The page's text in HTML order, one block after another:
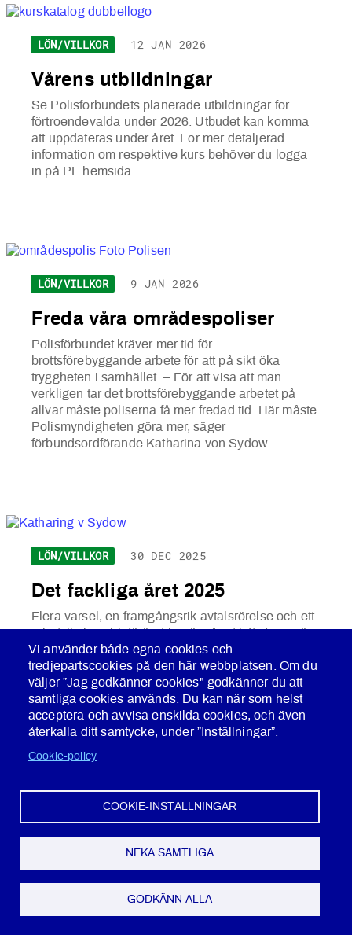
Vi använder både egna cookies och
tredjepartscookies på den här webbplatsen. Om du
väljer ”Jag godkänner cookies" godkänner du att
samtliga cookies används. Du kan när som helst
acceptera och avvisa enskilda cookies, och även
återkalla ditt samtycke, under ”Inställningar”.
Cookie-policy
COOKIE-INSTÄLLNINGAR
NEKA SAMTLIGA
GODKÄNN ALLA
LÖN/VILLKOR 12 JAN 2026
Vårens utbildningar
Se Polisförbundets planerade utbildningar för
förtroendevalda under 2026. Utbudet kan komma
att uppdateras under året. För mer detaljerad
information om respektive kurs behöver du logga
in på PF hemsida.
LÖN/VILLKOR 9 JAN 2026
Freda våra områdespoliser
Polisförbundet kräver mer tid för
brottsförebyggande arbete för att på sikt öka
tryggheten i samhället. – För att visa att man
verkligen tar det brottsförebyggande arbetet på
allvar måste poliserna få mer fredad tid. Här måste
Polismyndigheten göra mer, säger
förbundsordförande Katharina von Sydow.
LÖN/VILLKOR 30 DEC 2025
Det fackliga året 2025
Flera varsel, en framgångsrik avtalsrörelse och ett
arbetsliv i snabb förändring är något lyfts fram när
Dagens Arena bad sju fackförbund att summera
det fackliga året 2025 samt lyfta särskilda
utmaningar 2026. En av dem var Polisförbundet.
LÖN/VILLKOR 22 DEC 2025
befordringstrappa för poliser i kärnverksamheten.